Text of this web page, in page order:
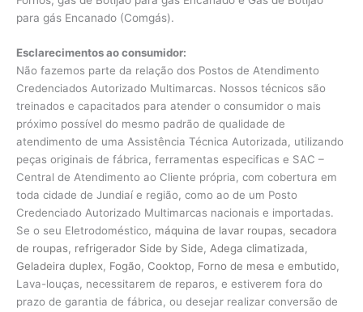
para gás Encanado (Comgás).
Esclarecimentos ao consumidor:
Não fazemos parte da relação dos Postos de Atendimento
Credenciados Autorizado Multimarcas. Nossos técnicos são
treinados e capacitados para atender o consumidor o mais
próximo possível do mesmo padrão de qualidade de
atendimento de uma Assistência Técnica Autorizada, utilizando
peças originais de fábrica, ferramentas especificas e SAC –
Central de Atendimento ao Cliente própria, com cobertura em
toda cidade de Jundiaí e região, como ao de um Posto
Credenciado Autorizado Multimarcas nacionais e importadas.
Se o seu Eletrodoméstico, máquina de lavar roupas, secadora
de roupas, refrigerador Side by Side, Adega climatizada,
Geladeira duplex, Fogão, Cooktop, Forno de mesa e embutido,
Lava-louças, necessitarem de reparos, e estiverem fora do
prazo de garantia de fábrica, ou desejar realizar conversão de